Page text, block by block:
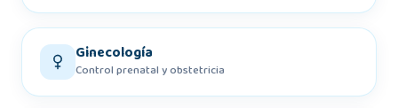
Ginecología
Control prenatal y obstetricia